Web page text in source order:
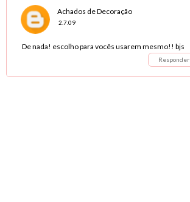
Achados de Decoração
2.7.09
De nada! escolho para vocês usarem mesmo!! bjs
Responder